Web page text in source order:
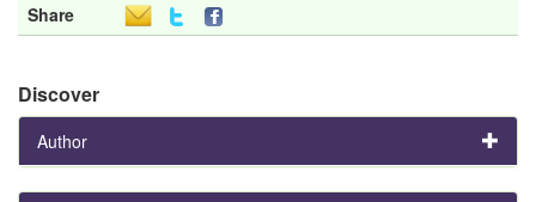
Share
Discover
Author